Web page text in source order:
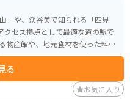
」や、渓谷美で知られる「匹見
クセス拠点として最適な道の駅で
を望むことができる展望台などが
る
お気に入り